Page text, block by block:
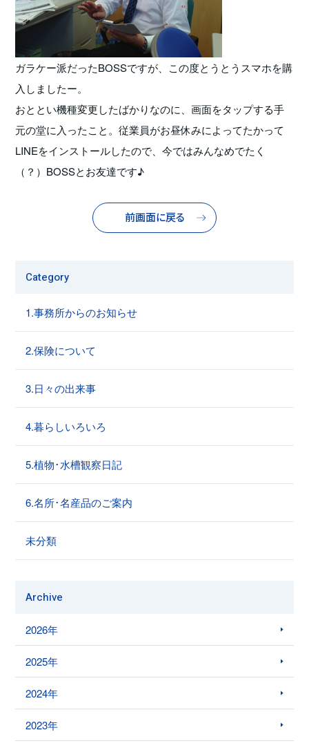
ガラケー派だったBOSSですが、この度とうとうスマホを購
入しましたー。
おととい機種変更したばかりなのに、画面をタップする手
元の堂に入ったこと。従業員がお昼休みによってたかって
LINEをインストールしたので、今ではみんなめでたく
（？）BOSSとお友達です♪
前画面に戻る
Category
1.事務所からのお知らせ
2.保険について
3.日々の出来事
4.暮らしいろいろ
5.植物･水槽観察日記
6.名所･名産品のご案内
未分類
Archive
2026年
2025年
2024年
2023年